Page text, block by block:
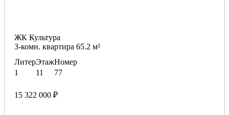
ЖК Культура
3-комн. квартира 65.2 м²
Литер
1
Этаж
11
Номер
77
15 322 000 ₽